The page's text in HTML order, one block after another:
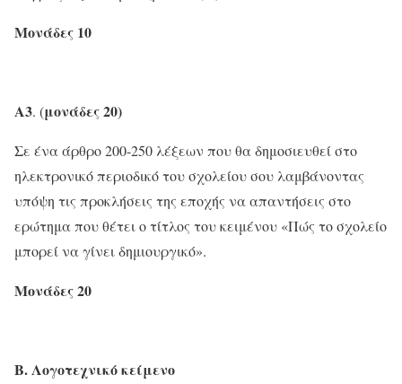
Μονάδες 10
Α3. (μονάδες 20)
Σε ένα άρθρο 200-250 λέξεων που θα δημοσιευθεί στο
ηλεκτρονικό περιοδικό του σχολείου σου λαμβάνοντας
υπόψη τις προκλήσεις της εποχής να απαντήσεις στο
ερώτημα που θέτει ο τίτλος του κειμένου «Πώς το σχολείο
μπορεί να γίνει δημιουργικό».
Μονάδες 20
Β. Λογοτεχνικό κείμενο